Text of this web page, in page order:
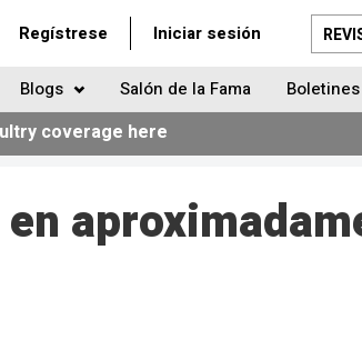
Regístrese Iniciar sesión
Blogs Salón de la Fama Boletines
coverage here